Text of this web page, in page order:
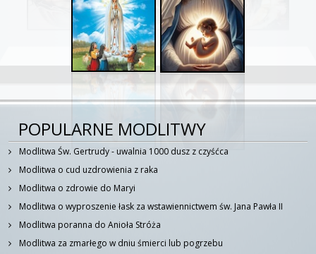
POPULARNE MODLITWY
Modlitwa Św. Gertrudy - uwalnia 1000 dusz z czyśćca
Modlitwa o cud uzdrowienia z raka
Modlitwa o zdrowie do Maryi
Modlitwa o wyproszenie łask za wstawiennictwem św. Jana Pawła II
Modlitwa poranna do Anioła Stróża
Modlitwa za zmarłego w dniu śmierci lub pogrzebu